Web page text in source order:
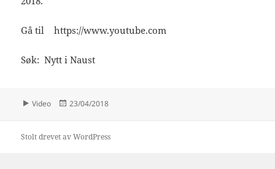
Gå til https://www.youtube.com
Søk: Nytt i Naust
Format
Video Publisert
23/04/2018
Stolt drevet av WordPress